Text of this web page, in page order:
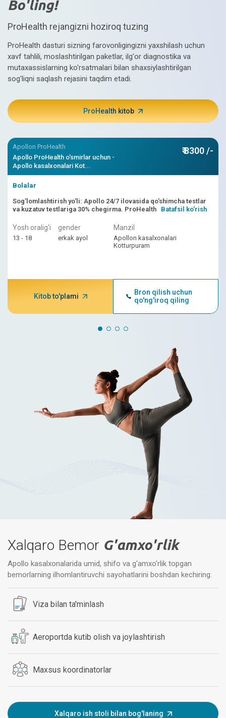
Bo'ling!
ProHealth rejangizni hoziroq tuzing
ProHealth dasturi sizning farovonligingizni yaxshilash uchun
xavf tahlili, moslashtirilgan paketlar, ilg'or diagnostika va
mutaxassislarning ko'rsatmalari bilan shaxsiylashtirilgan
sog'liqni saqlash rejasini taqdim etadi.
ProHealth kitob
Apollon ProHealth
Apollo ProHealth o'smirlar uchun -
Apollo kasalxonalari Kot...
₹ 8300 /-
Bolalar
Sog'lomlashtirish yo'li: Apollo 24/7 ilovasida qo'shimcha testlar
va kuzatuv testlariga 30% chegirma. ProHealth Batafsil ko'rish
Yosh oralig'i
13 - 18
gender
erkak ayol
Manzil
Apollon kasalxonalari
Kotturpuram
Kitob to'plami
Bron qilish uchun
qo'ng'iroq qiling
Xalqaro Bemor G'amxo'rlik
Apollo kasalxonalarida umid, shifo va g'amxo'rlik topgan
bemorlarning ilhomlantiruvchi sayohatlarini boshdan kechiring.
Viza bilan ta'minlash
Aeroportda kutib olish va joylashtirish
Maxsus koordinatorlar
Xalqaro ish stoli bilan bog'laning